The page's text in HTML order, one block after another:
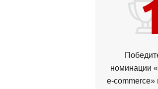
номинации
e-commerce»